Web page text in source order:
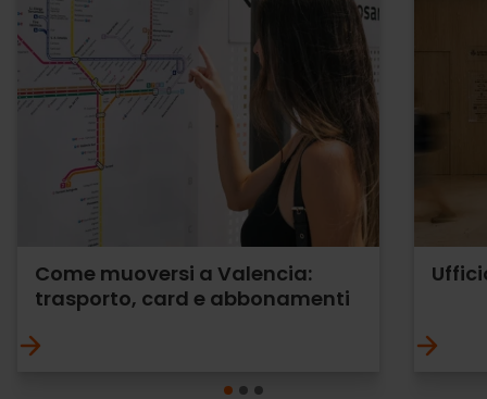
Come muoversi a Valencia:
trasporto, card e abbonamenti